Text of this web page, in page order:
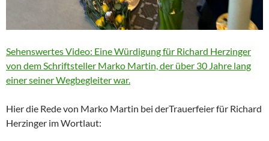
Sehenswertes Video: Eine Würdigung für Richard Herzinger
von dem Schriftsteller Marko Martin, der über 30 Jahre lang
einer seiner Wegbegleiter war.
Hier die Rede von Marko Martin bei derTrauerfeier für Richard
Herzinger im Wortlaut: